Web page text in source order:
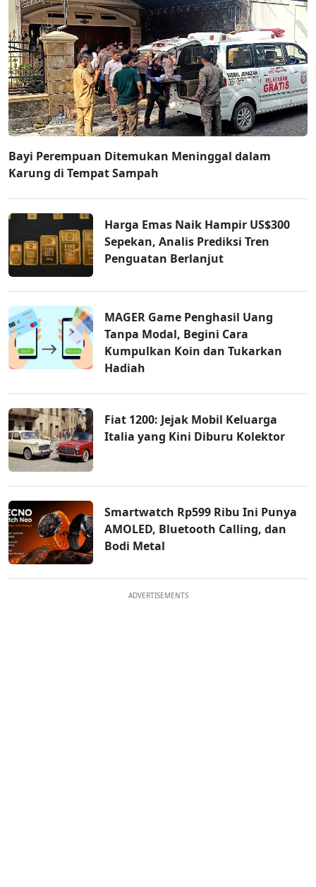
Bayi Perempuan Ditemukan Meninggal dalam
Karung di Tempat Sampah
Harga Emas Naik Hampir US$300
Sepekan, Analis Prediksi Tren
Penguatan Berlanjut
MAGER Game Penghasil Uang
Tanpa Modal, Begini Cara
Kumpulkan Koin dan Tukarkan
Hadiah
Fiat 1200: Jejak Mobil Keluarga
Italia yang Kini Diburu Kolektor
Smartwatch Rp599 Ribu Ini Punya
AMOLED, Bluetooth Calling, dan
Bodi Metal
ADVERTISEMENTS